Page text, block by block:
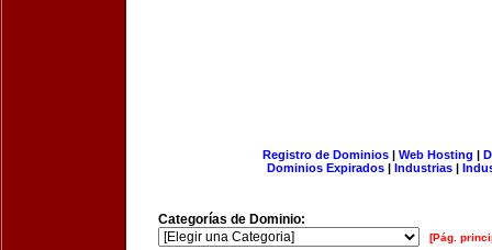
Registro de Dominios| Web Hosting |
Dominios Expirados | Industrias |
Categorías de Dominio:
[Pág.